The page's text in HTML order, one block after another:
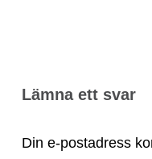
Lämna ett svar
Din e-postadress